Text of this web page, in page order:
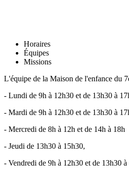
Horaires
Équipes
Missions
L'équipe de la Maison de l'enfance du
- Lundi de 9h à 12h30 et de 13h30 à
- Mardi de 9h à 12h30 et de 13h30 à
- Mercredi de 8h à 12h et de 14h à 18h
- Jeudi de 13h30 à 15h30,
- Vendredi de 9h à 12h30 et de 13h30 à